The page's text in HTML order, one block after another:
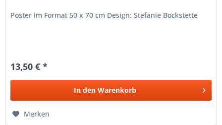
Poster im Format 50 x 70 cm Design: Stefanie Bockstette
13,50 € *
In den Warenkorb
Merken